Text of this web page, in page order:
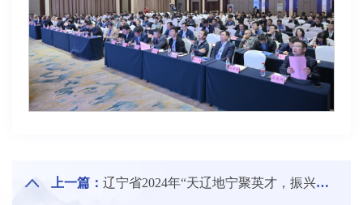
上一篇： 辽宁省2024年“天辽地宁聚英才，振兴突破创未来”主题宣讲会在东北大学举行